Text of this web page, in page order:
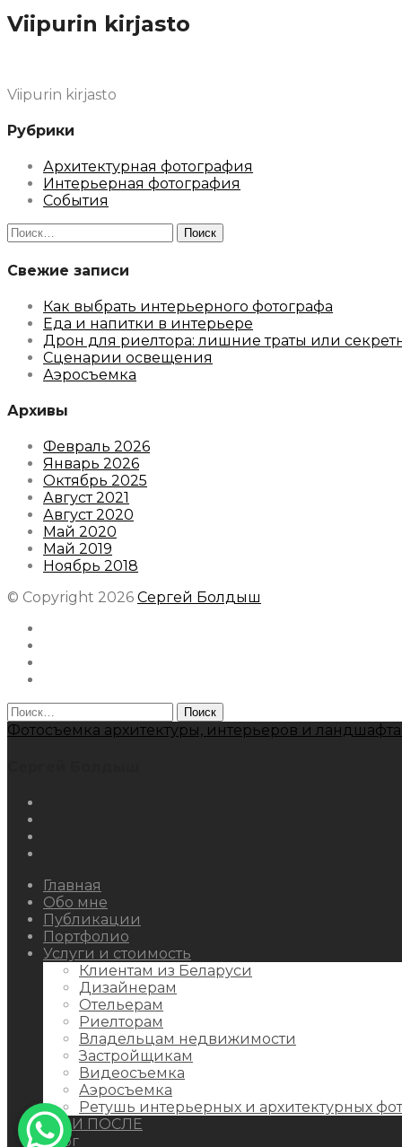
Viipurin kirjasto
Viipurin kirjasto
Рубрики
Архитектурная фотография
Интерьерная фотография
События
Найти:
Свежие записи
Как выбрать интерьерного фотографа
Еда и напитки в интерьере
Дрон для риелтора: лишние траты или
Сценарии освещения
Аэросъемка
Архивы
Февраль 2026
Январь 2026
Октябрь 2025
Август 2021
Август 2020
Май 2020
Май 2019
Ноябрь 2018
© Copyright 2026 Сергей Болдыш
Найти:
Фотосъемка архитектуры, интерьеров и
Главная
Обо мне
Публикации
Портфолио
Услуги и стоимость
Клиентам из Беларуси
Дизайнерам
Отельерам
Риелторам
Владельцам недвижимости
Застройщикам
Видеосъемка
Аэросъемка
Ретушь интерьерных и архитектурных
ДО И ПОСЛЕ
Блог